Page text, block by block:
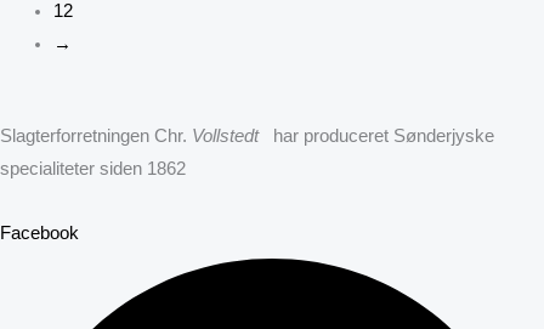
12
→
Slagterforretningen Chr. Vollstedthar produceret Sønderjyske
specialiteter siden 1862
Facebook